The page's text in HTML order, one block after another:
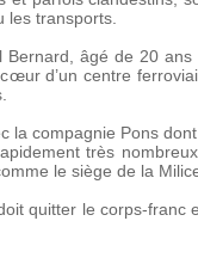
les transports.
Bernard, âgé de 20
d’un centre
la compagnie Pons
très
le siège de la
doit quitter le corps-